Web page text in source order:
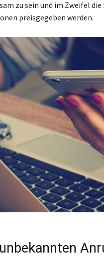
zu sein und im Zweifel
preisgegeben werden.